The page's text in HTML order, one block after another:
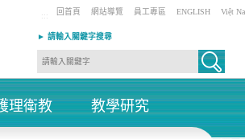
::: 回首頁 網站導覽 員工專區 ENGLISH Việt
► 請輸入關鍵字搜尋
+
理衛教
+
教學研究